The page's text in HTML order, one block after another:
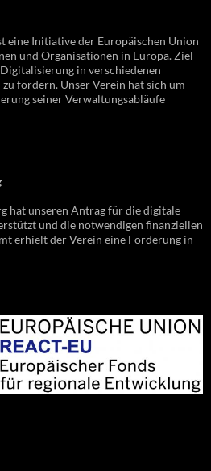
eine Initiative der Europäischen Union
und Organisationen in Europa. Ziel
in verschiedenen
fördern. Unser Verein hat sich um
seiner Verwaltungsabläufe
hat unseren Antrag für die digitale
und die notwendigen finanziellen
erhielt der Verein eine Förderung in